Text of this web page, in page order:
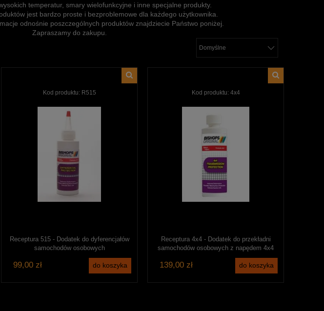
temperatur, smary wielofunkcyjne i inne specjalne produkty.
jest bardzo proste i bezproblemowe dla każdego użytkownika.
odnośnie poszczególnych produktów znajdziecie Państwo poniżej.
Zapraszamy do zakupu.
Kod produktu: R515
Receptura 515 - Dodatek do dyferencjałów
samochodów osobowych
99,00 zł do koszyka
Kod produktu: 4x4
Receptura 4x4 - Dodatek do przekładni
samochodów osobowych z napędem 4x4
139,00 zł do koszyka